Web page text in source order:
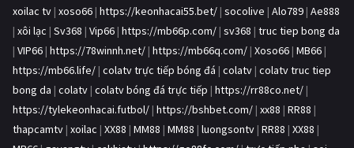
xoilac tv | xoso66 | https://keonhacai55.bet/ | socolive | Alo789 | Ae888
| xôi lạc | Sv368 | Vip66 | https://mb66p.com/ | sv368 | truc tiep bong da
| VIP66 | https://78winnh.net/ | https://mb66q.com/ | Xoso66 | MB66 |
https://mb66.life/ | colatv trực tiếp bóng đá | colatv | colatv truc tiep
bong da | colatv | colatv bóng đá trực tiếp | https://rr88co.net/ |
https://tylekeonhacai.futbol/ | https://bshbet.com/ | xx88 | RR88 |
thapcamtv | xoilac | XX88 | MM88 | MM88 | luongsontv | RR88 | XX88 |